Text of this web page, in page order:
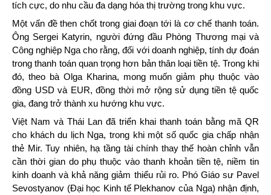
tích cực, do nhu cầu đa dạng hóa thị trường trong khu vực.
Một vấn đề then chốt trong giai đoạn tới là cơ chế thanh toán.
Ông Sergei Katyrin, người đứng đầu Phòng Thương mại và
Công nghiệp Nga cho rằng, đối với doanh nghiệp, tính dự đoán
trong thanh toán quan trọng hơn bản thân loại tiền tệ. Trong khi
đó, theo bà Olga Kharina, mong muốn giảm phụ thuộc vào
đồng USD và EUR, đồng thời mở rộng sử dụng tiền tệ quốc
gia, đang trở thành xu hướng khu vực.
Việt Nam và Thái Lan đã triển khai thanh toán bằng mã QR
cho khách du lịch Nga, trong khi một số quốc gia chấp nhận
thẻ Mir. Tuy nhiên, hạ tầng tài chính thay thế hoàn chỉnh vẫn
cần thời gian do phụ thuộc vào thanh khoản tiền tệ, niềm tin
kinh doanh và khả năng giảm thiểu rủi ro. Phó Giáo sư Pavel
Sevostyanov (Đại học Kinh tế Plekhanov của Nga) nhận định,